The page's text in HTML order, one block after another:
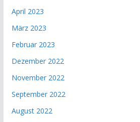
April 2023
März 2023
Februar 2023
Dezember 2022
November 2022
September 2022
August 2022